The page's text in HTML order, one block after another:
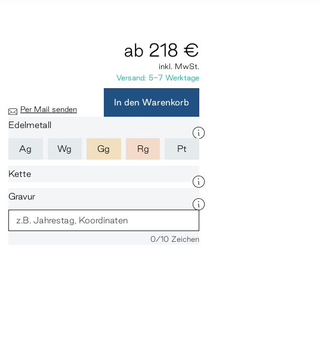
ab 218 €
inkl. MwSt.
Versand: 5-7 Werktage
Per Mail senden
In den Warenkorb
Edelmetall
Ag Wg Gg Rg Pt
Kette
Gravur
0/10 Zeichen